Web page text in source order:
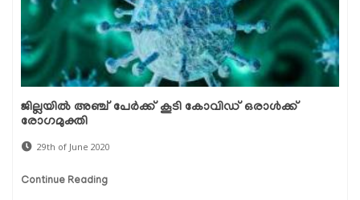
ജില്ലയില്‍ അഞ്ച് പേര്‍ക്ക് കൂടി കോവിഡ് ഒരാള്‍ക്ക്
രോഗമുക്തി
29th of June 2020
Continue Reading